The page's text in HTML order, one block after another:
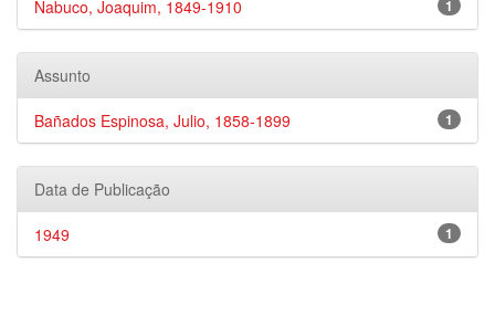
1
Nabuco, Joaquim, 1849-1910
Assunto
1
Bañados Espinosa, Julio, 1858-1899
Data de Publicação
1
1949